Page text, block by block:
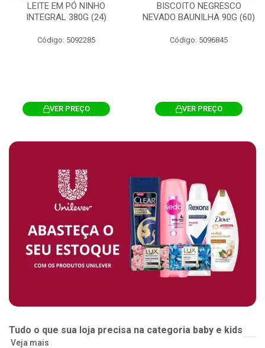
LEITE EM PÓ NINHO
INTEGRAL 380G (24)
Código: 5092285
VER PREÇO
BISCOITO NEGRESCO
NEVADO BAUNILHA 90G (60)
Código: 5096845
VER PREÇO
Tudo o que sua loja precisa na categoria baby e kids
Veja mais